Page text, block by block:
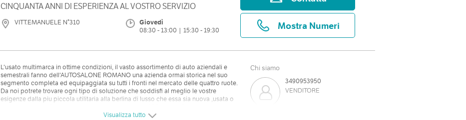
CINQUANTA ANNI DI ESPERIENZA AL VOSTRO SERVIZIO
VITT.EMANUELE N°310
Giovedì
08:30 - 13:00 | 15:30 - 19:30
Mostra Numeri
L'usato multimarca in ottime condizioni, il vasto assortimento di auto aziendali e
semestrali fanno dell'AUTOSALONE ROMANO una azienda ormai storica nel suo
segmento completa ed equipaggiata su tutti i fronti nel mercato delle quattro ruote.
Da noi potrete trovare ogni tipo di soluzione che soddisfi al meglio le vostre
esigenze dalla piu piccola utilitaria alla berlina di lusso che essa sia nuova ,usata o
Chi siamo
3490953950
VENDITORE
Visualizza tutto